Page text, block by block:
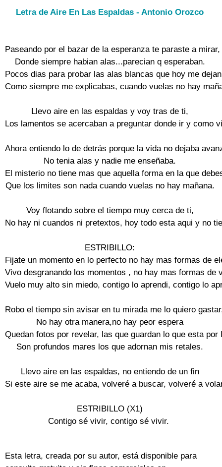
Letra de Aire En Las Espaldas - Antonio Orozco
Paseando por el bazar de la esperanza te paraste a mirar,
Donde siempre habian alas...parecian q esperaban.
Pocos dias para probar las alas blancas que hoy me
Como siempre me explicabas, cuando vuelas no hay
Llevo aire en las espaldas y voy tras de ti,
Los lamentos se acercaban a preguntar donde ir y como
Ahora entiendo lo de detrás porque la vida no dejaba
No tenia alas y nadie me enseñaba.
El misterio no tiene mas que aquella forma en la que
Que los limites son nada cuando vuelas no hay mañana.
Voy flotando sobre el tiempo muy cerca de ti,
No hay ni cuandos ni pretextos, hoy todo esta aqui y no
ESTRIBILLO:
Fijate un momento en lo perfecto no hay mas formas de
Vivo desgranando los momentos , no hay mas formas de
Vuelo muy alto sin miedo, contigo lo aprendi, contigo lo
Robo el tiempo sin avisar en tu mirada me lo quiero
No hay otra manera,no hay peor espera
Quedan fotos por revelar, las que guardan lo que esta por
Son profundos mares los que adornan mis retales.
Llevo aire en las espaldas, no entiendo de un fin
Si este aire se me acaba, volveré a buscar, volveré a
ESTRIBILLO (X1)
Contigo sé vivir, contigo sé vivir.
Esta letra, creada por su autor, está disponible para